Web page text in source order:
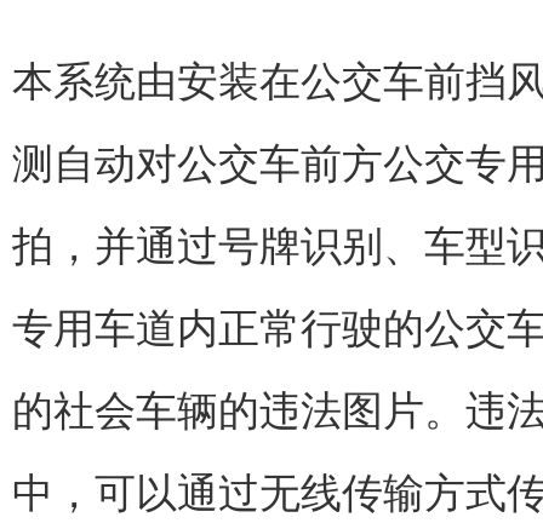
本系统由安装在公交车前挡
测自动对公交车前方公交专
拍，并通过号牌识别、车型
专用车道内正常行驶的公交
的社会车辆的违法图片。违
中，可以通过无线传输方式